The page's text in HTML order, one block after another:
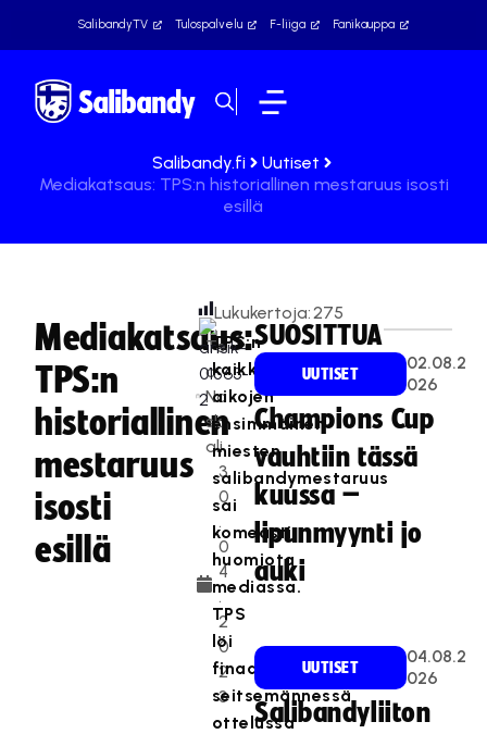
SalibandyTV Tulospalvelu F-liiga Fanikauppa
Salibandy.fi
Uutiset
Mediakatsaus: TPS:n historiallinen mestaruus isosti
esillä
Mediakatsaus:
TPS:n
historiallinen
mestaruus
isosti
esillä
Te
a
Na
sk
ali
3
0
.
0
4
.
2
0
2
3
Lukukertoja:275
TPS:n
kaikkien
aikojen
ensimmäinen
miesten
salibandymestaruus
sai
komeasti
huomiota
mediassa.
TPS
löi
finaalisarjan
seitsemännessä
ottelussa
SUOSITTUA
UUTISET
02.08.2
026
Champions Cup
vauhtiin tässä
kuussa –
lipunmyynti jo
auki
UUTISET
04.08.2
026
Salibandyliiton